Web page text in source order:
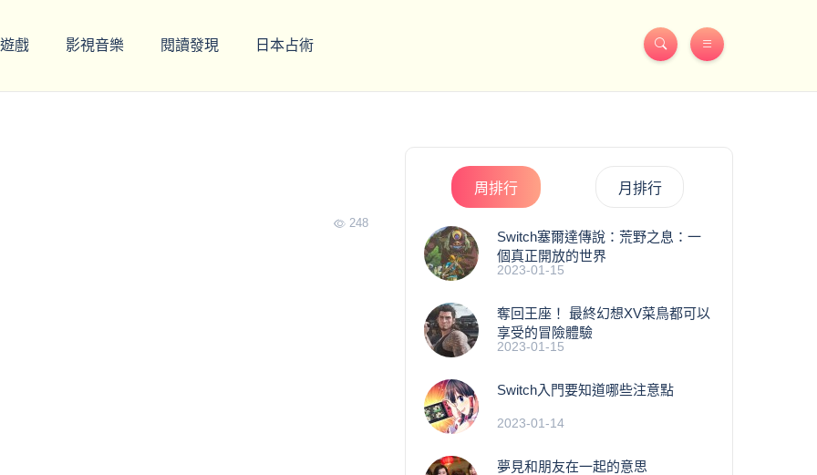
戲 影視音樂 閱讀發現 日本占術
248
周排行 月排行
Switch塞爾達傳說：荒野之息：一
個真正開放的世界
2023-01-15
奪回王座！ 最終幻想XV菜鳥都可以
享受的冒險體驗
2023-01-15
Switch入門要知道哪些注意點
2023-01-14
夢見和朋友在一起的意思